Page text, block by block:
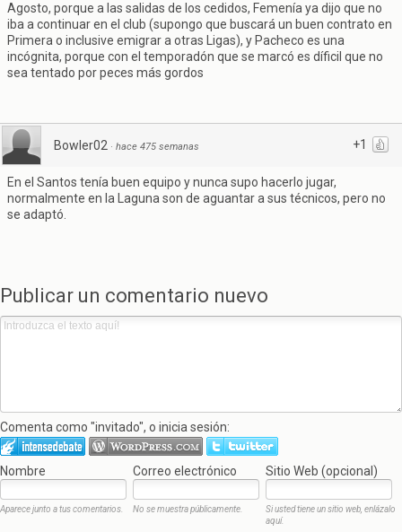
Agosto, porque a las salidas de los cedidos, Femenía ya dijo que no
iba a continuar en el club (supongo que buscará un buen contrato en
Primera o inclusive emigrar a otras Ligas), y Pacheco es una
incógnita, porque con el temporadón que se marcó es díficil que no
sea tentado por peces más gordos
+1
Bowler02 · hace 475 semanas
En el Santos tenía buen equipo y nunca supo hacerlo jugar,
normalmente en la Laguna son de aguantar a sus técnicos, pero no
se adaptó.
Publicar un comentario nuevo
Comenta como "invitado", o inicia sesión:
Nombre Correo electrónico Sitio Web (opcional)
Aparece junto a tus comentarios. No se muestra públicamente.
Si usted tiene un sitio web, enlázalo
aquí.